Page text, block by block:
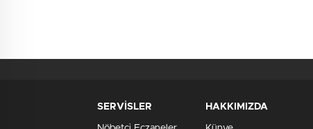
SERVİSLER HAKKIMIZDA